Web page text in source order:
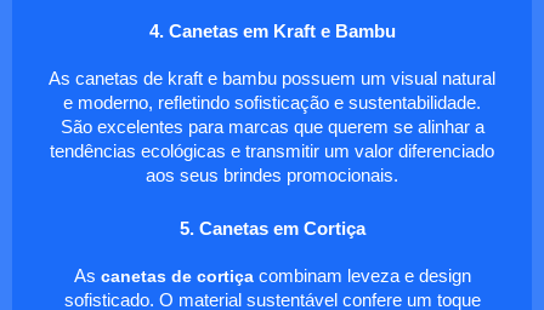
4. Canetas em Kraft e Bambu
As canetas de kraft e bambu possuem um visual natural
e moderno, refletindo sofisticação e sustentabilidade.
São excelentes para marcas que querem se alinhar a
tendências ecológicas e transmitir um valor diferenciado
aos seus brindes promocionais.
5. Canetas em Cortiça
As canetas de cortiçacombinam leveza e design
sofisticado. O material sustentável confere um toque